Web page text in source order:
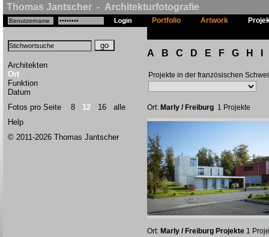
Thomas Jantscher - Architekturfotografie
Architekten
Ort
Funktion
Datum
Fotos pro Seite 8 12 16
alle
Help
© 2011-2026 Thomas Jantscher
Portfolio Artwork
A B C D E F G H
Projekte in der französischen
Ort: Marly / Freiburg 1 Projekte
Ort: Marly / Freiburg Projekte 1